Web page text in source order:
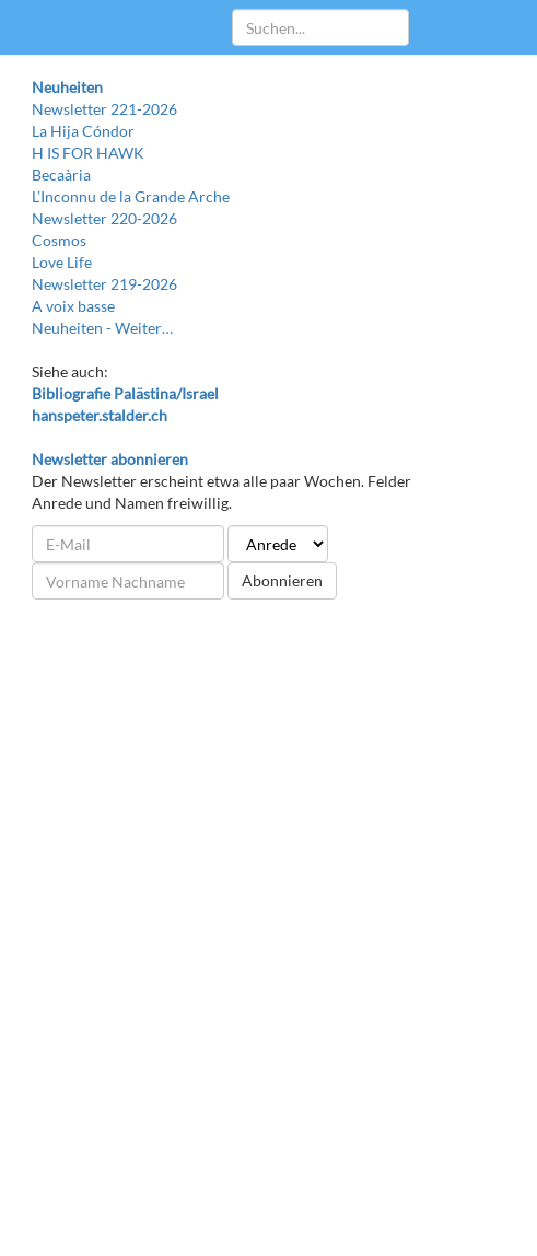
Neuheiten
Newsletter 221-2026
La Hija Cóndor
H IS FOR HAWK
Becaària
L’Inconnu de la Grande Arche
Newsletter 220-2026
Cosmos
Love Life
Newsletter 219-2026
A voix basse
Neuheiten -Weiter…
Siehe auch:
Bibliografie Palästina/Israel
hanspeter.stalder.ch
Newsletter abonnieren
Der Newsletter erscheint etwa alle paar Wochen. Felder
Anrede und Namen freiwillig.
Abonnieren